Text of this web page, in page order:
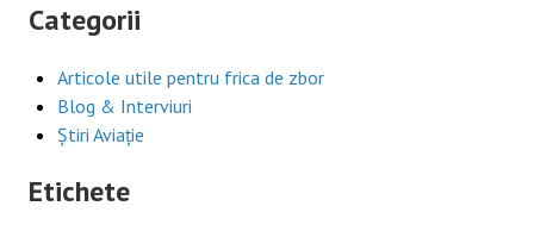
Categorii
Articole utile pentru frica de zbor
Blog & Interviuri
Știri Aviație
Etichete